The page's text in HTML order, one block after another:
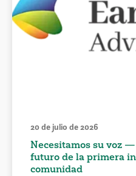
20 de julio de 2026
Necesitamos su voz
futuro de la primera
comunidad